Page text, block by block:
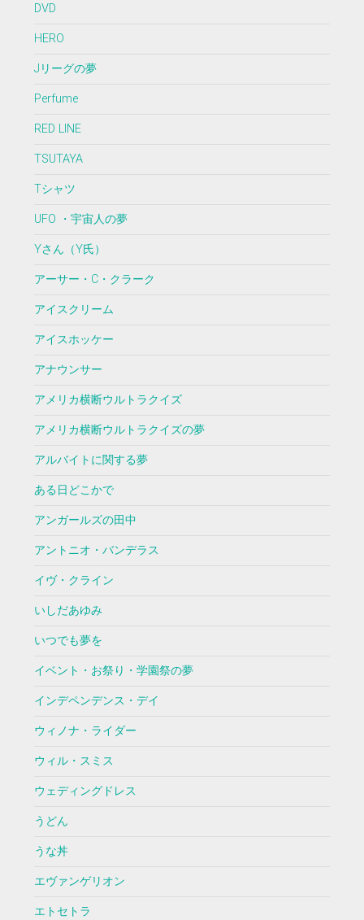
DVD
HERO
Jリーグの夢
Perfume
RED LINE
TSUTAYA
Tシャツ
UFO ・宇宙人の夢
Yさん（Y氏）
アーサー・C・クラーク
アイスクリーム
アイスホッケー
アナウンサー
アメリカ横断ウルトラクイズ
アメリカ横断ウルトラクイズの夢
アルバイトに関する夢
ある日どこかで
アンガールズの田中
アントニオ・バンデラス
イヴ・クライン
いしだあゆみ
いつでも夢を
イベント・お祭り・学園祭の夢
インデペンデンス・デイ
ウィノナ・ライダー
ウィル・スミス
ウェディングドレス
うどん
うな丼
エヴァンゲリオン
エトセトラ